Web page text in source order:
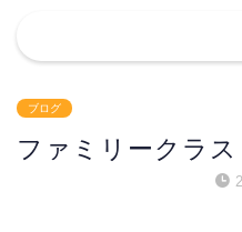
ブログ
ファミリークラス